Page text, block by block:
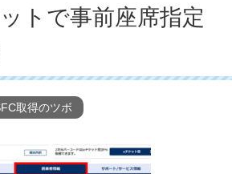
トで事前座席指定
取得のツボ